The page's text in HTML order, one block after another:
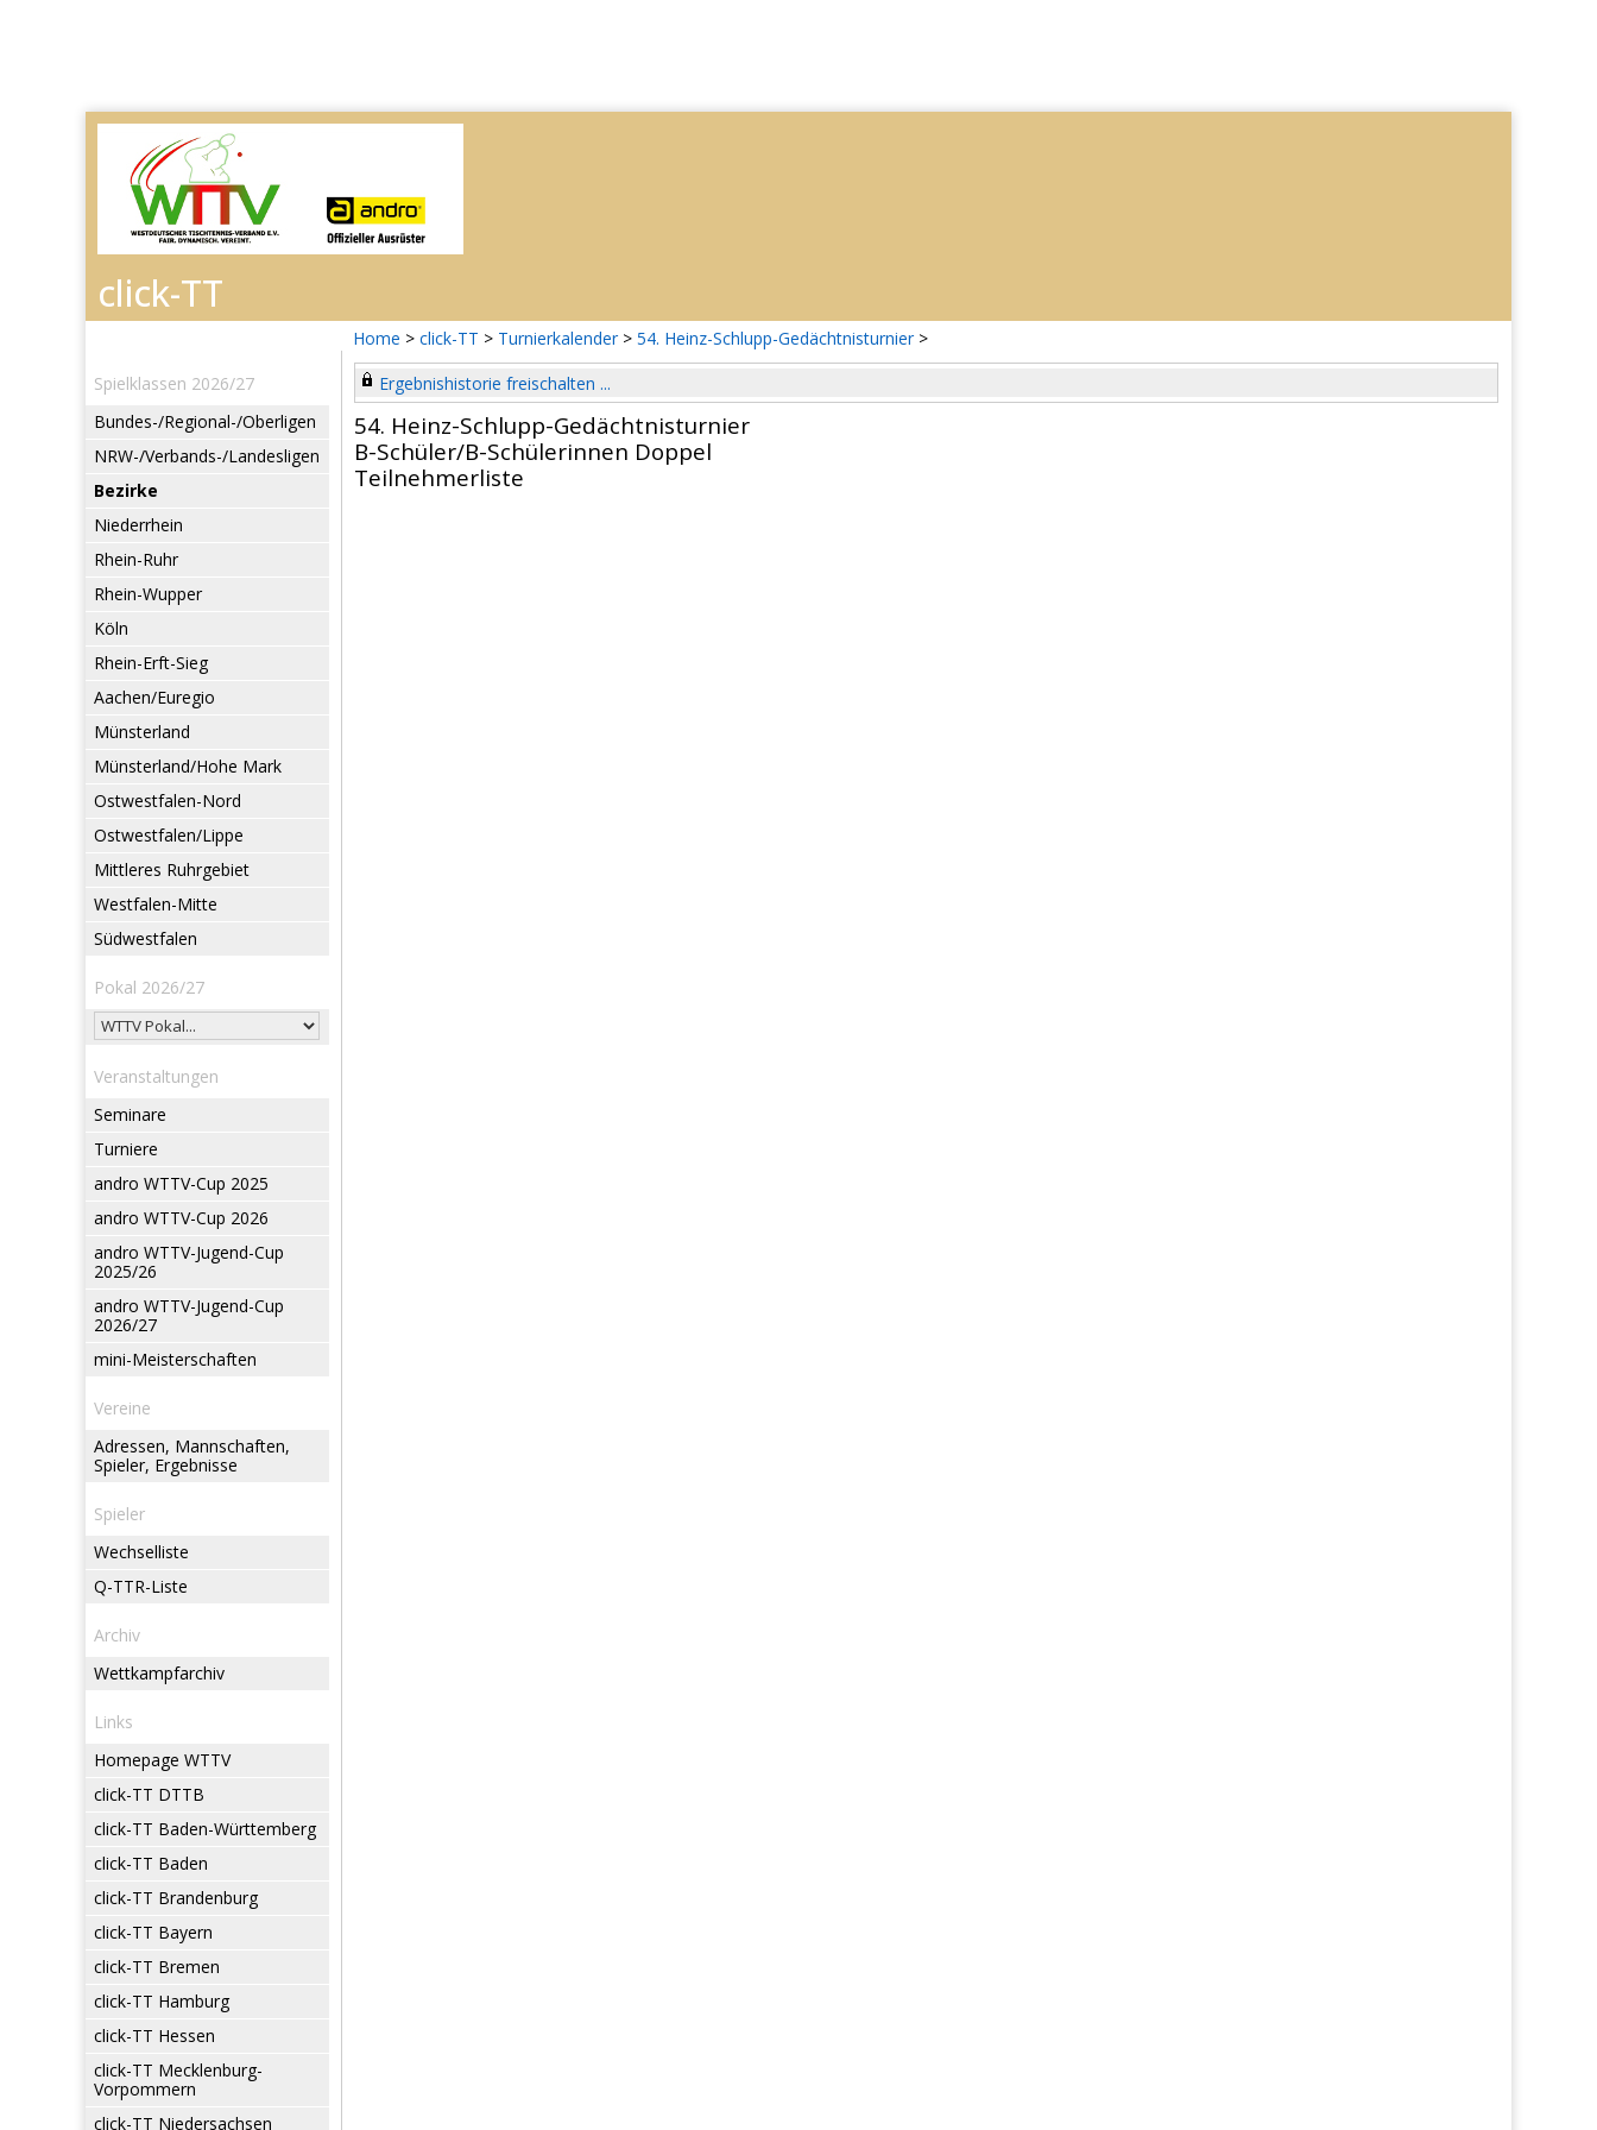
Home > click-TT > Turnierkalender > 54. Heinz-Schlupp-Gedächtnisturnier >
Spielklassen 2026/27
Bundes-/Regional-/Oberligen
NRW-/Verbands-/Landesligen
Bezirke
Niederrhein
Rhein-Ruhr
Rhein-Wupper
Köln
Rhein-Erft-Sieg
Aachen/Euregio
Münsterland
Münsterland/Hohe Mark
Ostwestfalen-Nord
Ostwestfalen/Lippe
Mittleres Ruhrgebiet
Westfalen-Mitte
Südwestfalen
Pokal 2026/27
Veranstaltungen
Seminare
Turniere
andro WTTV-Cup 2025
andro WTTV-Cup 2026
andro WTTV-Jugend-Cup
2025/26
andro WTTV-Jugend-Cup
2026/27
mini-Meisterschaften
Vereine
Adressen, Mannschaften,
Spieler, Ergebnisse
Spieler
Wechselliste
Q-TTR-Liste
Archiv
Wettkampfarchiv
Links
Homepage WTTV
click-TT DTTB
click-TT Baden-Württemberg
click-TT Baden
click-TT Brandenburg
click-TT Bayern
click-TT Bremen
click-TT Hamburg
click-TT Hessen
click-TT Mecklenburg-
Vorpommern
click-TT Niedersachsen
Ergebnishistorie freischalten ...
54. Heinz-Schlupp-Gedächtnisturnier
B-Schüler/B-Schülerinnen Doppel
Teilnehmerliste